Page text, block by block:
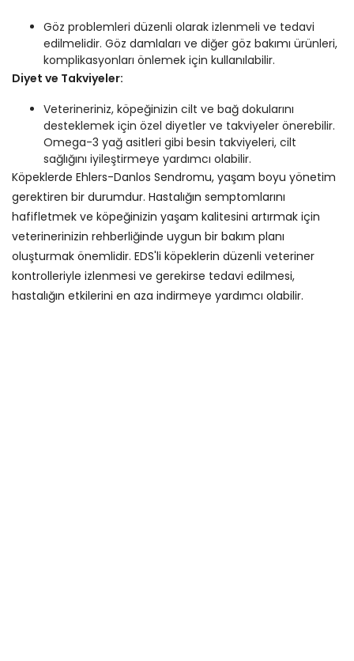
Göz problemleri düzenli olarak izlenmeli ve tedavi
edilmelidir. Göz damlaları ve diğer göz bakımı ürünleri,
komplikasyonları önlemek için kullanılabilir.
Diyet ve Takviyeler:
Veterineriniz, köpeğinizin cilt ve bağ dokularını
desteklemek için özel diyetler ve takviyeler önerebilir.
Omega-3 yağ asitleri gibi besin takviyeleri, cilt
sağlığını iyileştirmeye yardımcı olabilir.
Köpeklerde Ehlers-Danlos Sendromu, yaşam boyu yönetim
gerektiren bir durumdur. Hastalığın semptomlarını
hafifletmek ve köpeğinizin yaşam kalitesini artırmak için
veterinerinizin rehberliğinde uygun bir bakım planı
oluşturmak önemlidir. EDS'li köpeklerin düzenli veteriner
kontrolleriyle izlenmesi ve gerekirse tedavi edilmesi,
hastalığın etkilerini en aza indirmeye yardımcı olabilir.